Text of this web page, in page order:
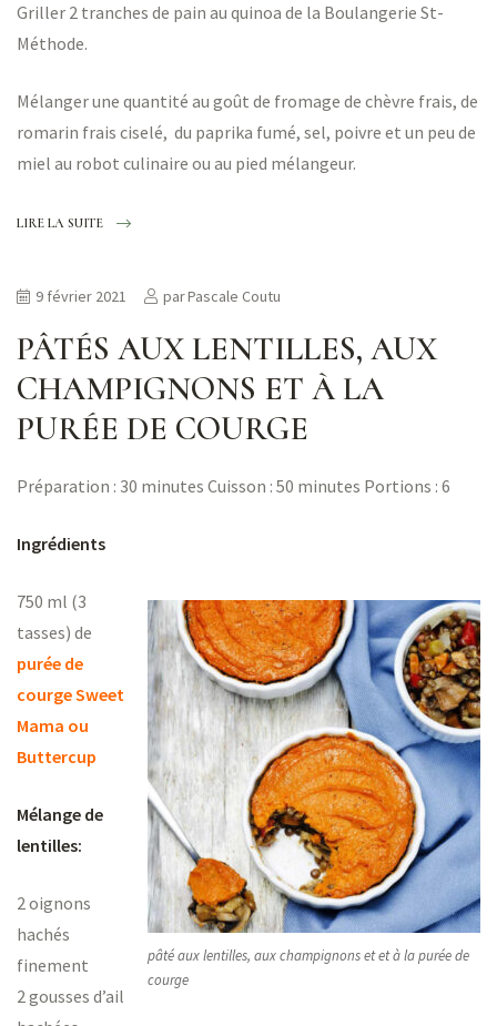
Griller 2 tranches de pain au quinoa de la Boulangerie St-
Méthode.
Mélanger une quantité au goût de fromage de chèvre frais, de
romarin frais ciselé, du paprika fumé, sel, poivre et un peu de
miel au robot culinaire ou au pied mélangeur.
LIRE LA SUITE
PÂTÉS AUX LENTILLES, AUX
CHAMPIGNONS ET À LA
PURÉE DE COURGE
9 février 2021 parPascale Coutu
Préparation : 30 minutes Cuisson : 50 minutes Portions : 6
Ingrédients
pâté aux lentilles, aux champignons et et à la purée de
courge
750 ml (3
tasses) de
purée de
courgeSweet
Mama ou
Buttercup
Mélange de
lentilles:
2 oignons
hachés
finement
2 gousses d’ail